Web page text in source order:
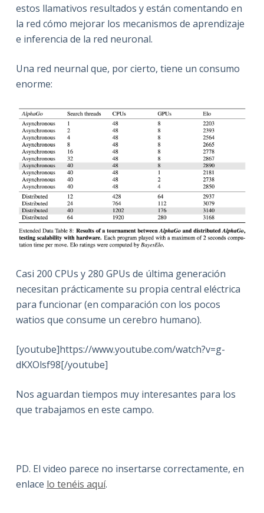
estos llamativos resultados y están comentando en
la red cómo mejorar los mecanismos de aprendizaje
e inferencia de la red neuronal.
Una red neurnal que, por cierto, tiene un consumo
enorme:
Casi 200 CPUs y 280 GPUs de última generación
necesitan prácticamente su propia central eléctrica
para funcionar (en comparación con los pocos
watios que consume un cerebro humano).
[youtube]https://www.youtube.com/watch?v=g-
dKXOlsf98[/youtube]
Nos aguardan tiempos muy interesantes para los
que trabajamos en este campo.
PD. El video parece no insertarse correctamente, en
enlace lo tenéis aquí.